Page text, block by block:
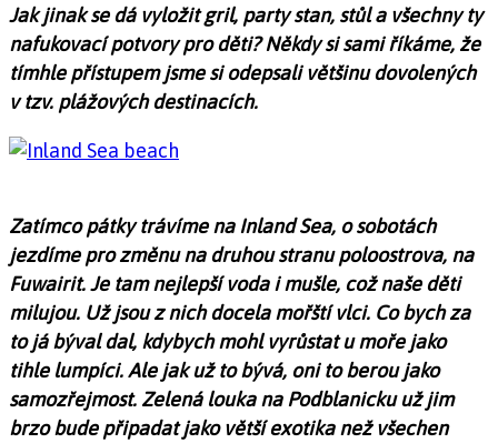
Jak jinak se dá vyložit gril, party stan, stůl a všechny ty
nafukovací potvory pro děti? Někdy si sami říkáme, že
tímhle přístupem jsme si odepsali většinu dovolených
v tzv. plážových destinacích.
Zatímco pátky trávíme na Inland Sea, o sobotách
jezdíme pro změnu na druhou stranu poloostrova, na
Fuwairit. Je tam nejlepší voda i mušle, což naše děti
milujou. Už jsou z nich docela mořští vlci. Co bych za
to já býval dal, kdybych mohl vyrůstat u moře jako
tihle lumpíci. Ale jak už to bývá, oni to berou jako
samozřejmost. Zelená louka na Podblanicku už jim
brzo bude připadat jako větší exotika než všechen